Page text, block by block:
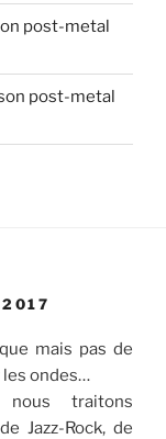
post-metal
post-metal
2017
mais pas de
les ondes…
traitons
Jazz-Rock, de